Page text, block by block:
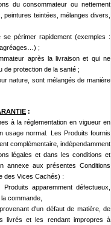
du consommateur ou nettement
teintées, mélanges divers,
périmer rapidement (exemples :
;
après la livraison et qui ne
de protection de la santé ;
nature, sont mélangés de manière
:
à la réglementation en vigueur en
usage normal. Les Produits fournis
complémentaire, indépendamment
légales et dans les conditions et
annexe aux présentes Conditions
des Vices Cachés) :
apparemment défectueux,
commande,
d'un défaut de matière, de
livrés et les rendant impropres à